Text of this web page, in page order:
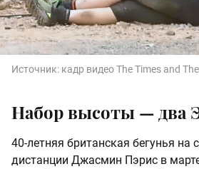
Источник: кадр видео The Times and
Набор высоты — два
40-летняя британская бегунья на
дистанции Джасмин Пэрис в